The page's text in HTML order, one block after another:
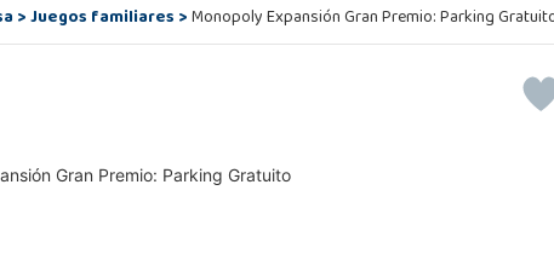
>Juegos familiares>Monopoly Expansión Gran Premio: Parking